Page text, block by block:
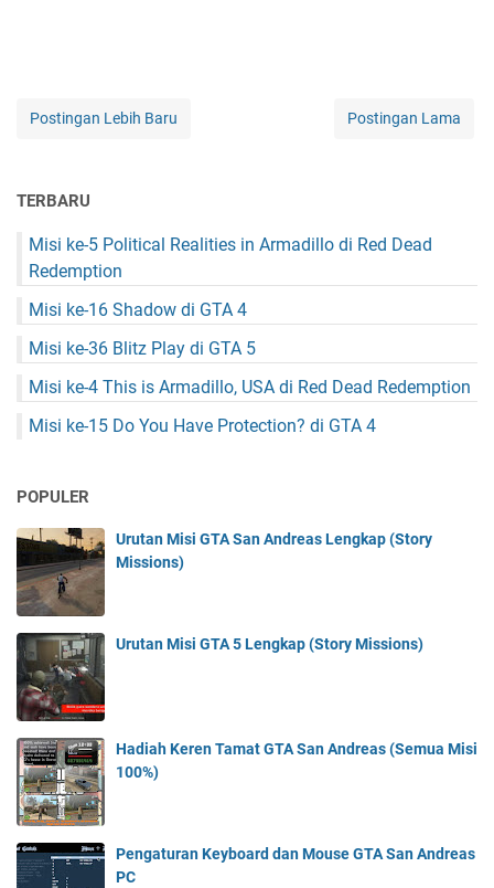
Postingan Lebih Baru Postingan Lama
TERBARU
Misi ke-5 Political Realities in Armadillo di Red Dead
Redemption
Misi ke-16 Shadow di GTA 4
Misi ke-36 Blitz Play di GTA 5
Misi ke-4 This is Armadillo, USA di Red Dead Redemption
Misi ke-15 Do You Have Protection? di GTA 4
POPULER
Urutan Misi GTA San Andreas Lengkap (Story
Missions)
Urutan Misi GTA 5 Lengkap (Story Missions)
Hadiah Keren Tamat GTA San Andreas (Semua Misi
100%)
Pengaturan Keyboard dan Mouse GTA San Andreas
PC